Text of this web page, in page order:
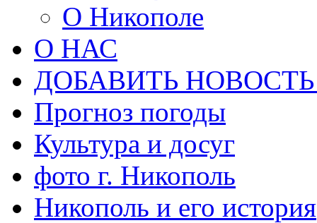
О Никополе
О НАС
ДОБАВИТЬ
Прогноз погоды
Культура и досуг
фото г. Никополь
Никополь и его история